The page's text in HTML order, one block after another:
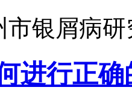
市银屑病
进行正确